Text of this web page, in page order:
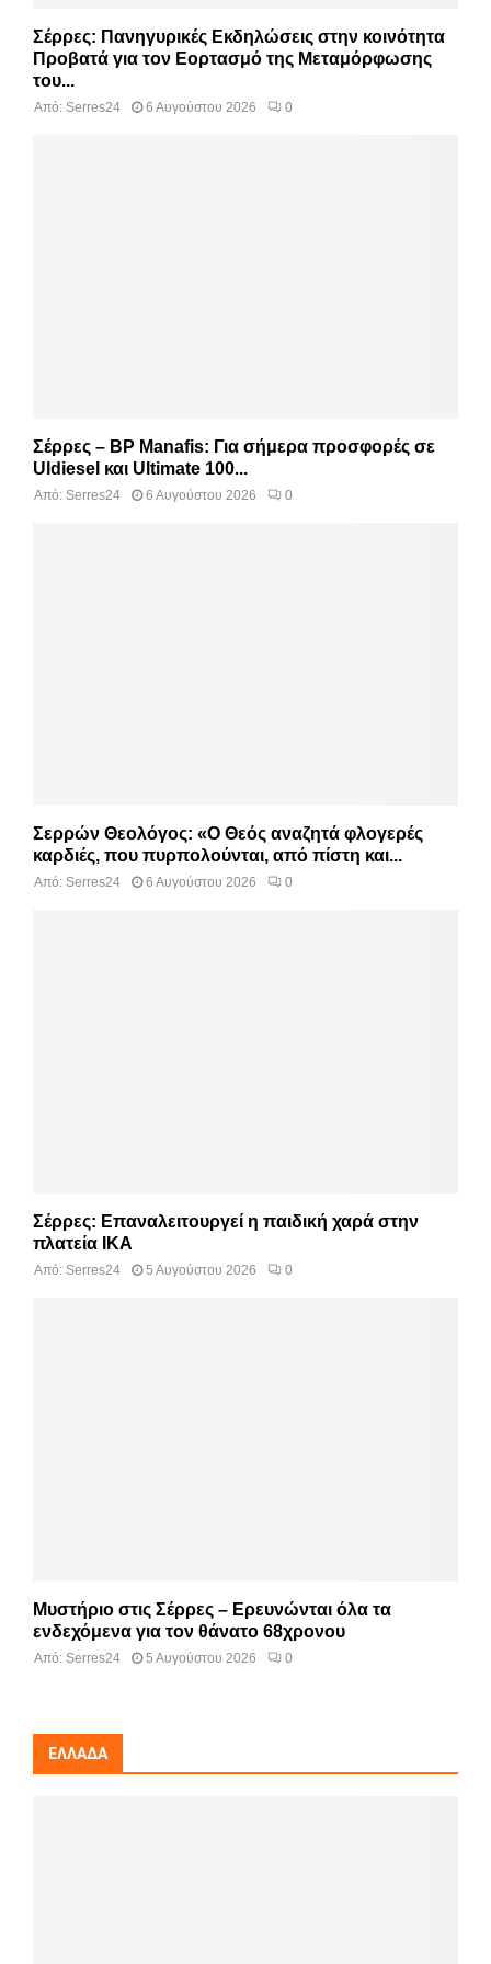
Σέρρες: Πανηγυρικές Εκδηλώσεις στην κοινότητα
Προβατά για τον Εορτασμό της Μεταμόρφωσης
του...
Από: Serres24 6 Αυγούστου 2026 0
Σέρρες – BP Manafis: Για σήμερα προσφορές σε
Uldiesel και Ultimate 100...
Από: Serres24 6 Αυγούστου 2026 0
Σερρών Θεολόγος: «Ο Θεός αναζητά φλογερές
καρδιές, που πυρπολούνται, από πίστη και...
Από: Serres24 6 Αυγούστου 2026 0
Σέρρες: Επαναλειτουργεί η παιδική χαρά στην
πλατεία ΙΚΑ
Από: Serres24 5 Αυγούστου 2026 0
Μυστήριο στις Σέρρες – Ερευνώνται όλα τα
ενδεχόμενα για τον θάνατο 68χρονου
Από: Serres24 5 Αυγούστου 2026 0
ΕΛΛΆΔΑ